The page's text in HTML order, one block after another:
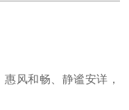
风和畅、静谧安详，